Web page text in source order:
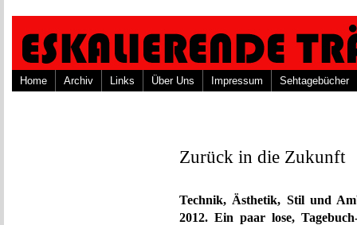
Home Archiv Links Über Uns Impressum Sehtagebücher
Zurück in die Zukunft
Technik, Ästhetik, Stil und
2012. Ein paar lose,